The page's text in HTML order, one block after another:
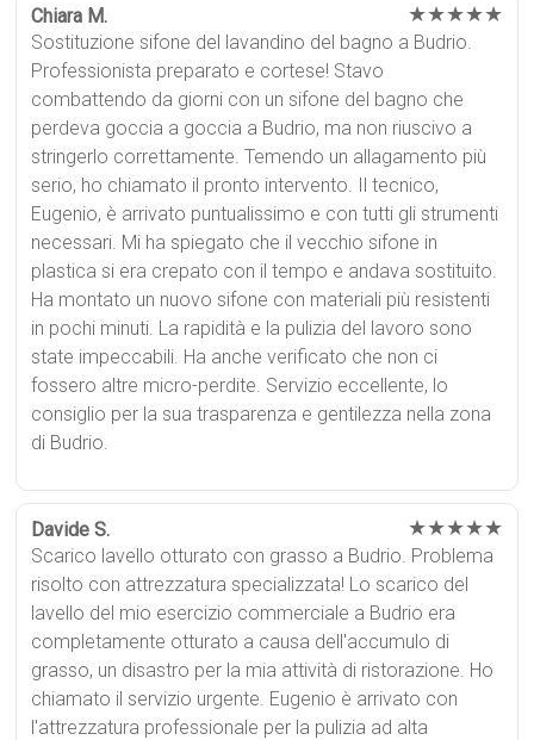
Chiara M. ★★★★★
Sostituzione sifone del lavandino del bagno a Budrio.
Professionista preparato e cortese! Stavo
combattendo da giorni con un sifone del bagno che
perdeva goccia a goccia a Budrio, ma non riuscivo a
stringerlo correttamente. Temendo un allagamento più
serio, ho chiamato il pronto intervento. Il tecnico,
Eugenio, è arrivato puntualissimo e con tutti gli strumenti
necessari. Mi ha spiegato che il vecchio sifone in
plastica si era crepato con il tempo e andava sostituito.
Ha montato un nuovo sifone con materiali più resistenti
in pochi minuti. La rapidità e la pulizia del lavoro sono
state impeccabili. Ha anche verificato che non ci
fossero altre micro-perdite. Servizio eccellente, lo
consiglio per la sua trasparenza e gentilezza nella zona
di Budrio.
Davide S. ★★★★★
Scarico lavello otturato con grasso a Budrio. Problema
risolto con attrezzatura specializzata! Lo scarico del
lavello del mio esercizio commerciale a Budrio era
completamente otturato a causa dell'accumulo di
grasso, un disastro per la mia attività di ristorazione. Ho
chiamato il servizio urgente. Eugenio è arrivato con
l'attrezzatura professionale per la pulizia ad alta